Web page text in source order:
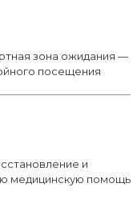
зона ожидания —
посещения
и
медицинскую помощь